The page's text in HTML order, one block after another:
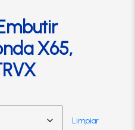
X65,
Limpiar